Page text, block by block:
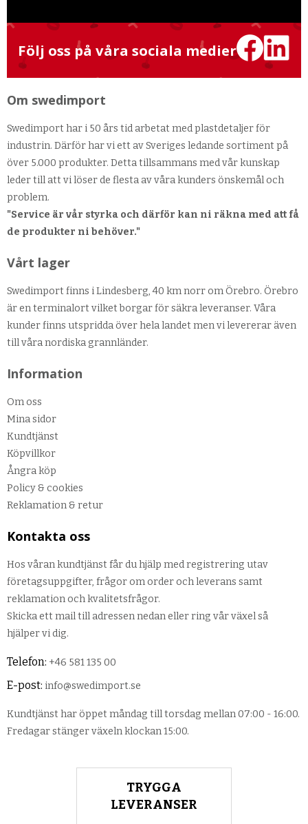
Följ oss på våra sociala medier
Om swedimport
Swedimport har i 50 års tid arbetat med plastdetaljer för
industrin. Därför har vi ett av Sveriges ledande sortiment på
över 5.000 produkter. Detta tillsammans med vår kunskap
leder till att vi löser de flesta av våra kunders önskemål och
problem.
"Service är vår styrka och därför kan ni räkna med att få
de produkter ni behöver."
Vårt lager
Swedimport finns i Lindesberg, 40 km norr om Örebro. Örebro
är en terminalort vilket borgar för säkra leveranser. Våra
kunder finns utspridda över hela landet men vi levererar även
till våra nordiska grannländer.
Information
Om oss
Mina sidor
Kundtjänst
Köpvillkor
Ångra köp
Policy & cookies
Reklamation & retur
Kontakta oss
Hos våran kundtjänst får du hjälp med registrering utav
företagsuppgifter, frågor om order och leverans samt
reklamation och kvalitetsfrågor.
Skicka ett mail till adressen nedan eller ring vår växel så
hjälper vi dig.
Telefon: +46 581 135 00
E-post: info@swedimport.se
Kundtjänst har öppet måndag till torsdag mellan 07:00 - 16:00.
Fredagar stänger växeln klockan 15:00.
TRYGGA
LEVERANSER